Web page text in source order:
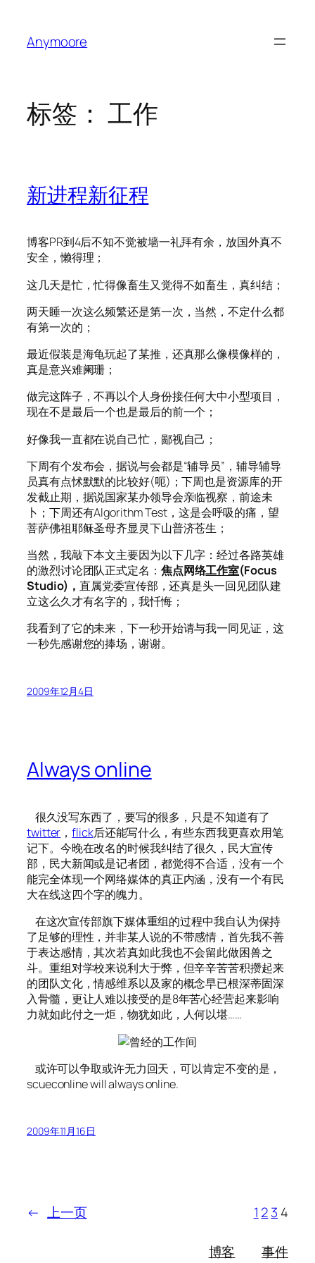
Anymoore
标签： 工作
新进程新征程
博客PR到4后不知不觉被墙一礼拜有余，放国外真不
安全，懒得理；
这几天是忙，忙得像畜生又觉得不如畜生，真纠结；
两天睡一次这么频繁还是第一次，当然，不定什么都
有第一次的；
最近假装是海龟玩起了某推，还真那么像模像样的，
真是意兴难阑珊；
做完这阵子，不再以个人身份接任何大中小型项目，
现在不是最后一个也是最后的前一个；
好像我一直都在说自己忙，鄙视自己；
下周有个发布会，据说与会都是“辅导员”，辅导辅导
员真有点怵默默的比较好(呃)；下周也是资源库的开
发截止期，据说国家某办领导会亲临视察，前途未
卜；下周还有Algorithm Test，这是会呼吸的痛，望
菩萨佛祖耶稣圣母齐显灵下山普济苍生；
当然，我敲下本文主要因为以下几字：经过各路英雄
的激烈讨论团队正式定名： 焦点网络工作室(Focus
Studio)，直属党委宣传部，还真是头一回见团队建
立这么久才有名字的，我忏悔；
我看到了它的未来，下一秒开始请与我一同见证，这
一秒先感谢您的捧场，谢谢。
2009年12月4日
Always online
很久没写东西了，要写的很多，只是不知道有了
twitter ，flick后还能写什么，有些东西我更喜欢用笔
记下。今晚在改名的时候我纠结了很久，民大宣传
部，民大新闻或是记者团，都觉得不合适，没有一个
能完全体现一个网络媒体的真正内涵，没有一个有民
大在线这四个字的魄力。
在这次宣传部旗下媒体重组的过程中我自认为保持
了足够的理性，并非某人说的不带感情，首先我不善
于表达感情，其次若真如此我也不会留此做困兽之
斗。重组对学校来说利大于弊，但辛辛苦苦积攒起来
的团队文化，情感维系以及家的概念早已根深蒂固深
入骨髓，更让人难以接受的是8年苦心经营起来影响
力就如此付之一炬，物犹如此，人何以堪……
或许可以争取或许无力回天，可以肯定不变的是，
scueconline will always online.
2009年11月16日
← 上一页 1 23 4
博客
事件